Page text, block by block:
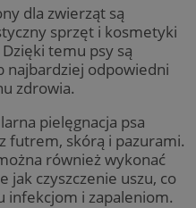
dla zwierząt są
sprzęt i kosmetyki
temu psy są
najbardziej odpowiedni
zdrowia.
pielęgnacja psa
futrem, skórą i pazurami.
również wykonać
jak czyszczenie uszu, co
infekcjom i zapaleniom.